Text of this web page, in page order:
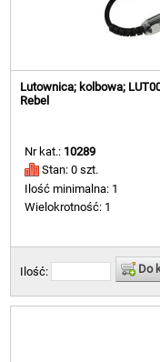
Lutownica; kolbowa;
Rebel
Nr kat.: 10289
Stan: 0 szt.
Ilość minimalna: 1
Wielokrotność: 1
Ilość: Do